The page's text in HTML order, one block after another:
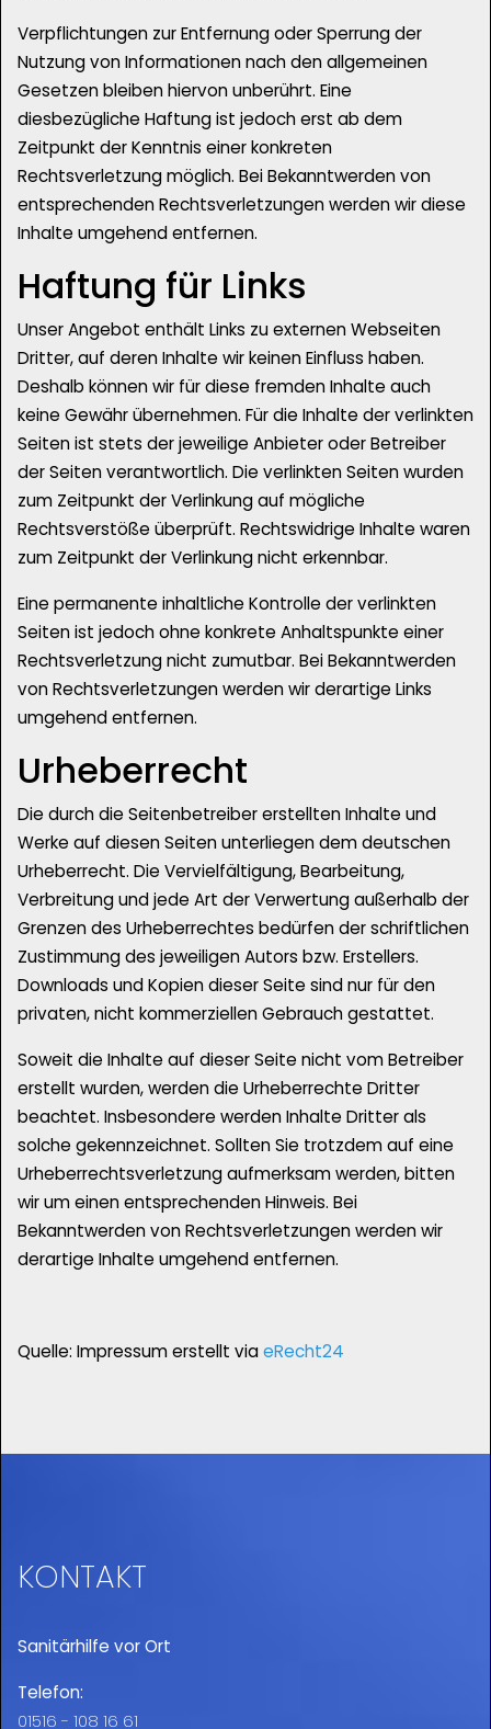
Verpflichtungen zur Entfernung oder Sperrung der
Nutzung von Informationen nach den allgemeinen
Gesetzen bleiben hiervon unberührt. Eine
diesbezügliche Haftung ist jedoch erst ab dem
Zeitpunkt der Kenntnis einer konkreten
Rechtsverletzung möglich. Bei Bekanntwerden von
entsprechenden Rechtsverletzungen werden wir diese
Inhalte umgehend entfernen.
Haftung für Links
Unser Angebot enthält Links zu externen Webseiten
Dritter, auf deren Inhalte wir keinen Einfluss haben.
Deshalb können wir für diese fremden Inhalte auch
keine Gewähr übernehmen. Für die Inhalte der verlinkten
Seiten ist stets der jeweilige Anbieter oder Betreiber
der Seiten verantwortlich. Die verlinkten Seiten wurden
zum Zeitpunkt der Verlinkung auf mögliche
Rechtsverstöße überprüft. Rechtswidrige Inhalte waren
zum Zeitpunkt der Verlinkung nicht erkennbar.
Eine permanente inhaltliche Kontrolle der verlinkten
Seiten ist jedoch ohne konkrete Anhaltspunkte einer
Rechtsverletzung nicht zumutbar. Bei Bekanntwerden
von Rechtsverletzungen werden wir derartige Links
umgehend entfernen.
Urheberrecht
Die durch die Seitenbetreiber erstellten Inhalte und
Werke auf diesen Seiten unterliegen dem deutschen
Urheberrecht. Die Vervielfältigung, Bearbeitung,
Verbreitung und jede Art der Verwertung außerhalb der
Grenzen des Urheberrechtes bedürfen der schriftlichen
Zustimmung des jeweiligen Autors bzw. Erstellers.
Downloads und Kopien dieser Seite sind nur für den
privaten, nicht kommerziellen Gebrauch gestattet.
Soweit die Inhalte auf dieser Seite nicht vom Betreiber
erstellt wurden, werden die Urheberrechte Dritter
beachtet. Insbesondere werden Inhalte Dritter als
solche gekennzeichnet. Sollten Sie trotzdem auf eine
Urheberrechtsverletzung aufmerksam werden, bitten
wir um einen entsprechenden Hinweis. Bei
Bekanntwerden von Rechtsverletzungen werden wir
derartige Inhalte umgehend entfernen.
Quelle: Impressum erstellt viaeRecht24
KONTAKT
Sanitärhilfe vor Ort
Telefon:
01516 - 108 16 61